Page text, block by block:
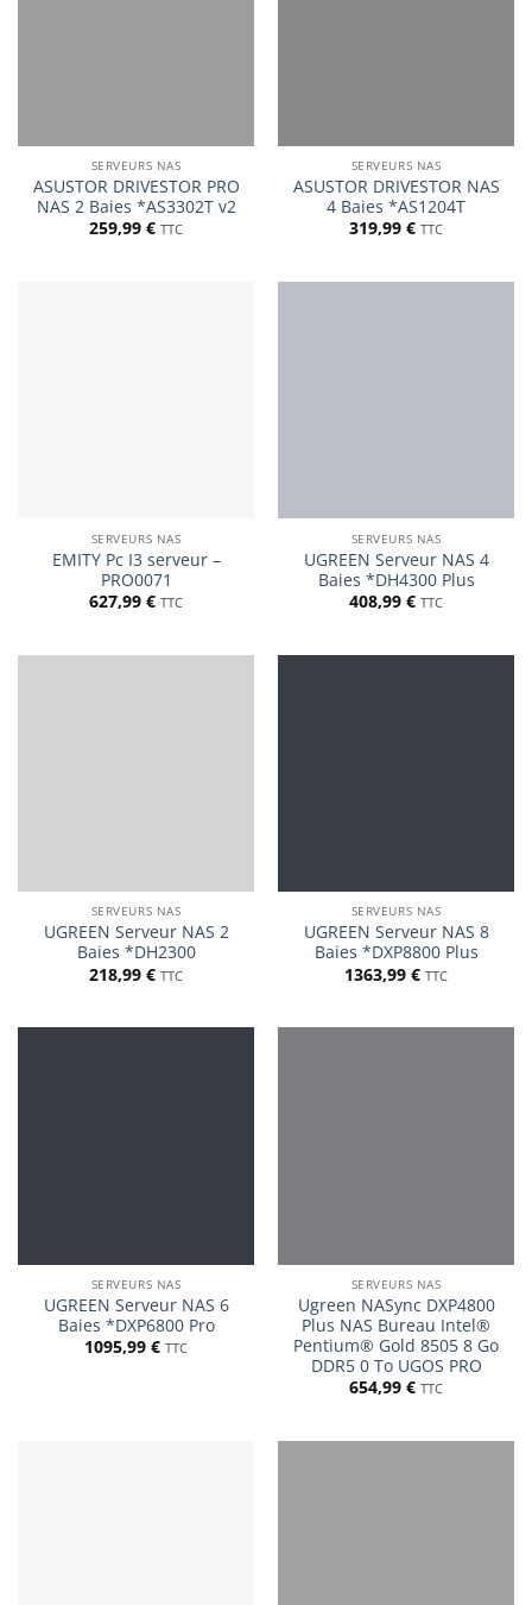
SERVEURS NAS
ASUSTOR DRIVESTOR PRO
NAS 2 Baies *AS3302T v2
259,99 € TTC
SERVEURS NAS
ASUSTOR DRIVESTOR NAS
4 Baies *AS1204T
319,99 € TTC
SERVEURS NAS
EMITY Pc I3 serveur –
PRO0071
627,99 € TTC
SERVEURS NAS
UGREEN Serveur NAS 4
Baies *DH4300 Plus
408,99 € TTC
SERVEURS NAS
UGREEN Serveur NAS 2
Baies *DH2300
218,99 € TTC
SERVEURS NAS
UGREEN Serveur NAS 8
Baies *DXP8800 Plus
1363,99 € TTC
SERVEURS NAS
UGREEN Serveur NAS 6
Baies *DXP6800 Pro
1095,99 € TTC
SERVEURS NAS
Ugreen NASync DXP4800
Plus NAS Bureau Intel®
Pentium® Gold 8505 8 Go
DDR5 0 To UGOS PRO
654,99 € TTC